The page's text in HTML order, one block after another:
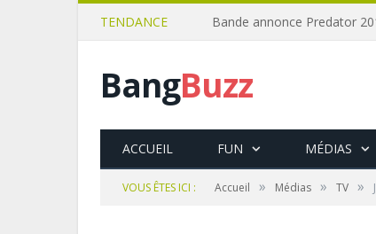
TENDANCE Bande annonce Predator
BangBuzz
ACCUEIL FUN MÉDIAS
VOUS ÊTES ICI : Accueil » Médias » TV »